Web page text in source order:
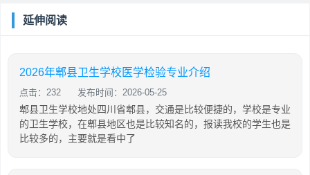
延伸阅读
2026年郫县卫生学校医学检验专业介绍
点击：232 发布时间：2026-05-25
郫县卫生学校地处四川省郫县，交通是比较便捷的，学校是专业
的卫生学校，在郫县地区也是比较知名的，报读我校的学生也是
比较多的，主要就是看中了